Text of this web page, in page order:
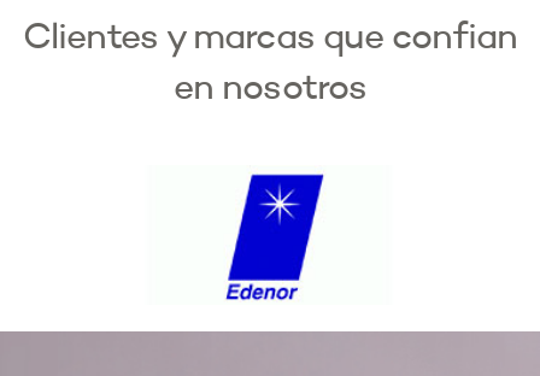
Clientes y marcas que confian
en nosotros